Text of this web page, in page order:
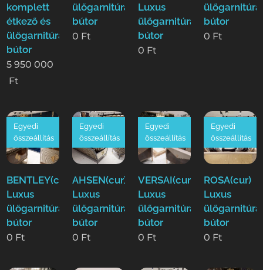
komplett
étkező és
ülőgarnitúra
bútor
5 950 000
Ft
ülőgarnitúra
bútor
0 Ft
Luxus
ülőgarnitúra
bútor
0 Ft
ülőgarnitúra
bútor
0 Ft
BENTLEY(cur)
Luxus
ülőgarnitúra
bútor
Egyedi
összeállítás
0 Ft
AHSEN(cur)
Luxus
ülőgarnitúra
bútor
Egyedi
összeállítás
0 Ft
VERSAI(cur)
Luxus
ülőgarnitúra
bútor
Egyedi
összeállítás
0 Ft
ROSA(cur)
Luxus
ülőgarnitúra
bútor
Egyedi
összeállítás
0 Ft